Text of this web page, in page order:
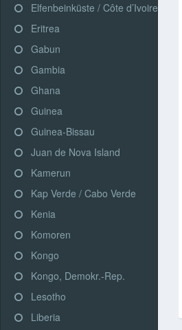
Elfenbeinküste / Côte d’Ivoire
Eritrea
Gabun
Gambia
Ghana
Guinea
Guinea-Bissau
Juan de Nova Island
Kamerun
Kap Verde / Cabo Verde
Kenia
Komoren
Kongo
Kongo, Demokr.-Rep.
Lesotho
Liberia